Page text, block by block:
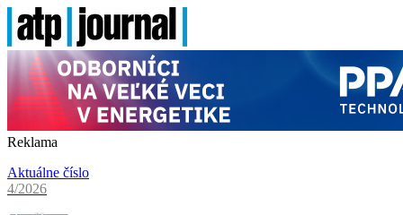
Reklama
Aktuálne číslo
4/2026